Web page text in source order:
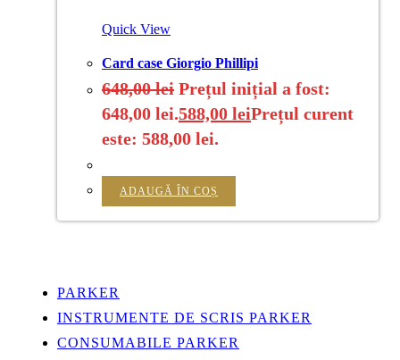
Quick View
Card case Giorgio Phillipi
648,00lei Prețul inițial a fost:
648,00 lei.588,00 leiPrețul curent
este: 588,00 lei.
ADAUGĂ ÎN COȘ
PARKER
INSTRUMENTE DE SCRIS PARKER
CONSUMABILE PARKER